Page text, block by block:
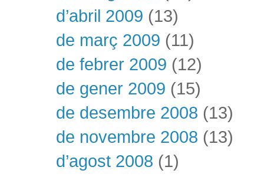
d’abril 2009 (13)
de març 2009 (11)
de febrer 2009 (12)
de gener 2009 (15)
de desembre 2008 (13)
de novembre 2008 (13)
d’agost 2008 (1)